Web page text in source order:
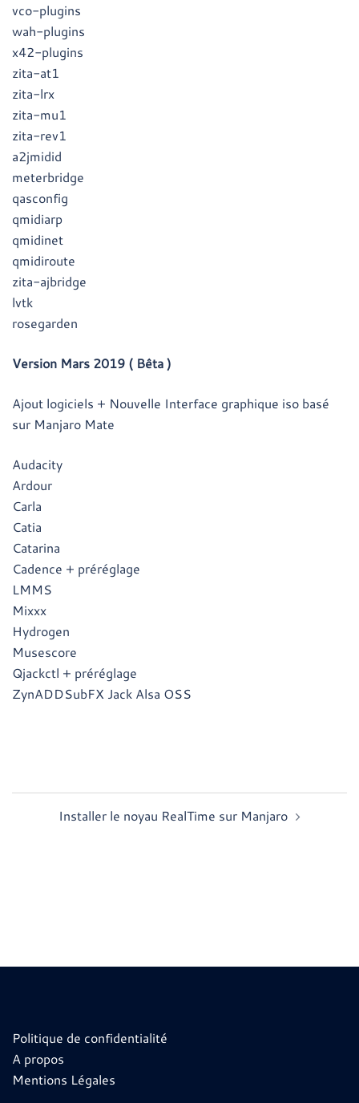
vco-plugins
wah-plugins
x42-plugins
zita-at1
zita-lrx
zita-mu1
zita-rev1
a2jmidid
meterbridge
qasconfig
qmidiarp
qmidinet
qmidiroute
zita-ajbridge
lvtk
rosegarden
Version Mars 2019 ( Bêta )
Ajout logiciels + Nouvelle Interface graphique iso basé
sur Manjaro Mate
Audacity
Ardour
Carla
Catia
Catarina
Cadence + préréglage
LMMS
Mixxx
Hydrogen
Musescore
Qjackctl + préréglage
ZynADDSubFX Jack Alsa OSS
d’articleInstaller le noyau RealTime sur Manjaro
Politique de confidentialité
A propos
Mentions Légales